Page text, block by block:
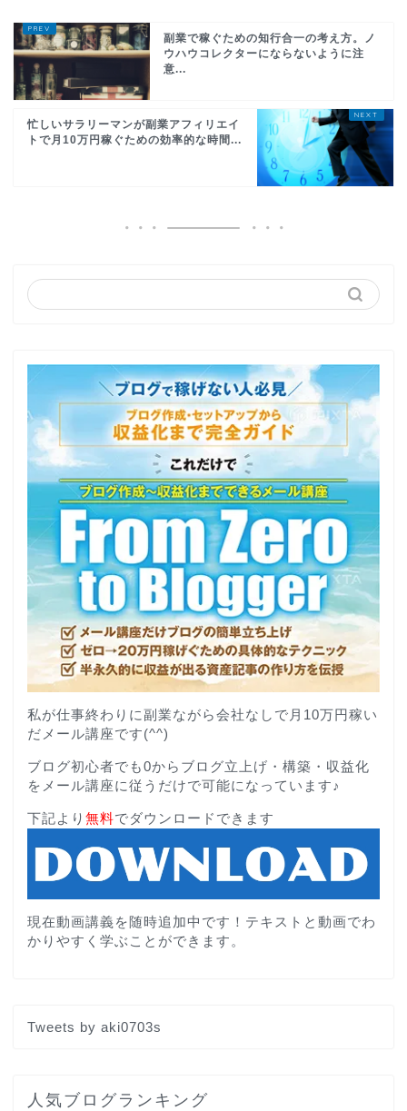
副業で稼ぐための知行合一の考え方。ノ
ウハウコレクターにならないように注
意...
忙しいサラリーマンが副業アフィリエイ
トで月10万円稼ぐための効率的な時間...
私が仕事終わりに副業ながら会社なしで月10万円稼い
だメール講座です(^^)
ブログ初心者でも0からブログ立上げ・構築・収益化
をメール講座に従うだけで可能になっています♪
下記より 無料でダウンロードできます
現在動画講義を随時追加中です！テキストと動画でわ
かりやすく学ぶことができます。
Tweets by aki0703s
人気ブログランキング